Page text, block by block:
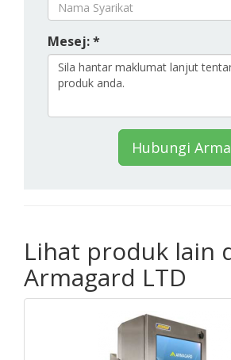
Mesej: *
Hubungi
Lihat produk lain
Armagard LTD